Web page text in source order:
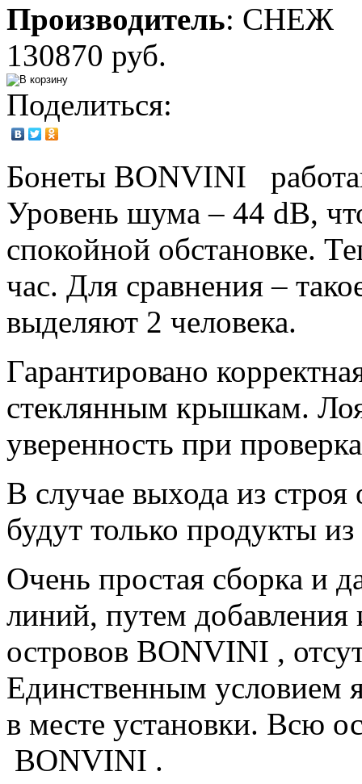
Производитель: СНЕЖ
130870 руб.
Поделиться:
Бонеты BONVINI
Уровень шума – 44 dB,
спокойной обстановке.
час. Для сравнения –
выделяют 2 человека.
Гарантировано
стеклянным крышкам.
уверенность при
В случае выхода из
будут только продукты
Очень простая сборка и
линий, путем
островов BONVINI ,
Единственным условием
в месте установки. Всю
BONVINI .